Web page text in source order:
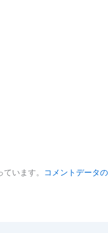
います。 コメントデータ